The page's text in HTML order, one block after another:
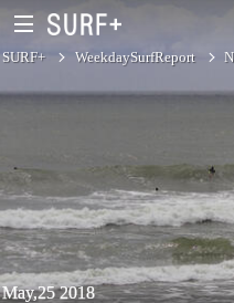
North Chiba
South Chiba
Unusually
SURF+ WeekdaySurfReport
May,25 2018